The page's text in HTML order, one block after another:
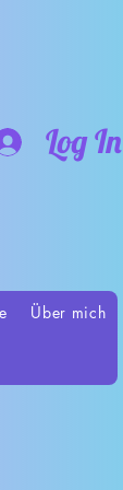
Log In
Über mich